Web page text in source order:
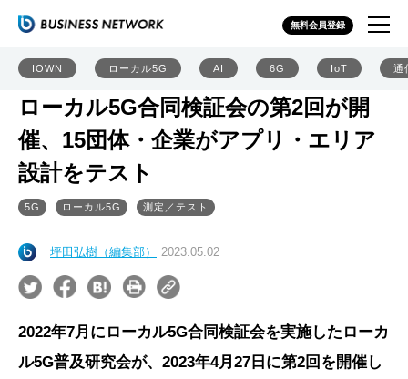
無料会員登録
IOWN ローカル5G AI 6G IoT 通
ローカル5G合同検証会の第2回が開
催、15団体・企業がアプリ・エリア
設計をテスト
5G ローカル5G 測定／テスト
坪田弘樹（編集部） 2023.05.02
2022年7月にローカル5G合同検証会を実施したローカ
ル5G普及研究会が、2023年4月27日に第2回を開催し